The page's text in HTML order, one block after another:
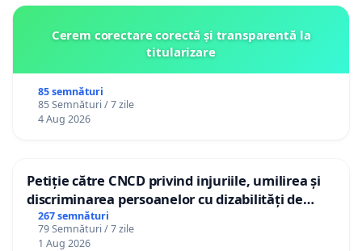
Cerem corectare corectă și transparentă la
titularizare
85 semnături
85 Semnături / 7 zile
4 Aug 2026
Petiție către CNCD privind injuriile, umilirea și
discriminarea persoanelor cu dizabilități de
către utilizatorul TikTok „Gorici”
267 semnături
79 Semnături / 7 zile
1 Aug 2026